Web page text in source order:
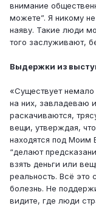
внимание
можете”. Я никому
наяву. Такие люди
того заслуживают,
Выдержки из
«Существует
на них, завладеваю
раскачиваются,
вещи, утверждая,
находятся под Моим
“делают
взять деньги или
реальность. Всё это
болезнь. Не
видите, где люди